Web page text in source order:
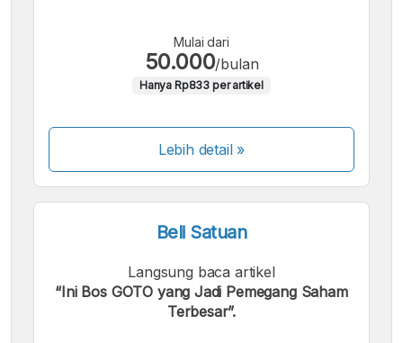
Mulai dari
50.000/bulan
Hanya Rp833 per artikel
Lebih detail »
Beli Satuan
Langsung baca artikel
“Ini Bos GOTO yang Jadi Pemegang Saham
Terbesar”.